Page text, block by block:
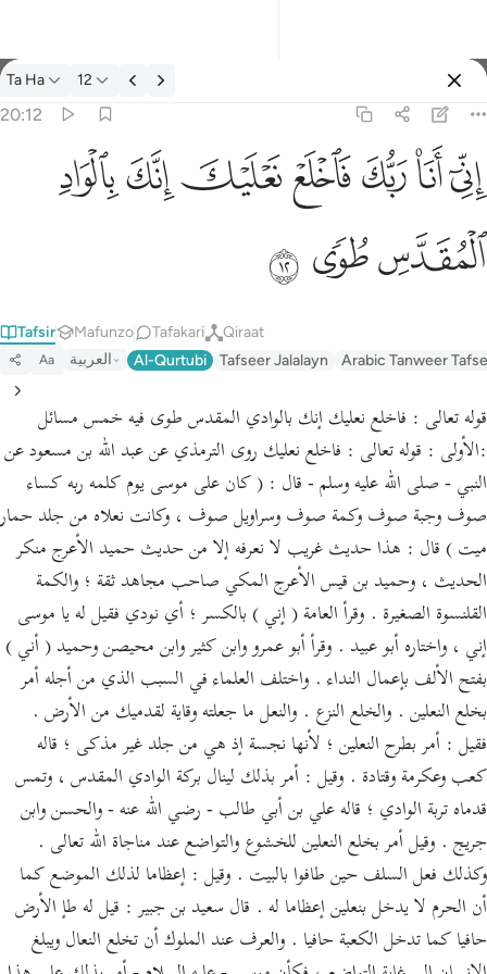
Tafsir: Ta Ha 20:12
Ta Ha 12
20:12
اني انا ربك فاخلع نعليك انك بالواد المقدس طوى ١٢
إِنِّىٓ أَنَا۠ رَبُّكَ فَٱخْلَعْ نَعْلَيْكَ ۖ إِنَّكَ بِٱلْوَادِ ٱلْمُقَدَّسِ طُوًۭى ١٢
ﲺﲻﲼﲽﲾﲿﳀ
ﳁﳂ ﳃ
Tafsir Mafunzo Tafakari Qiraat
Aa العربية Al-Qurtubi Tafseer Jalalayn Arabic Tanweer
قوله تعالى : فاخلع نعليك إنك بالوادي المقدس طوى فيه خمس مسائل
:الأولى : قوله تعالى : فاخلع نعليك روى الترمذي عن عبد الله بن مسعود عن
النبي - صلى الله عليه وسلم - قال : ( كان على موسى يوم كلمه ربه كساء
صوف وجبة صوف وكمة صوف وسراويل صوف ، وكانت نعلاه من جلد حمار
ميت ) قال : هذا حديث غريب لا نعرفه إلا من حديث حميد الأعرج منكر
الحديث ، وحميد بن قيس الأعرج المكي صاحب مجاهد ثقة ؛ والكمة
القلنسوة الصغيرة . وقرأ العامة ( إني ) بالكسر ؛ أي نودي فقيل له يا موسى
إني ، واختاره أبو عبيد . وقرأ أبو عمرو وابن كثير وابن محيصن وحميد ( أني )
بفتح الألف بإعمال النداء . واختلف العلماء في السبب الذي من أجله أمر
بخلع النعلين . والخلع النزع . والنعل ما جعلته وقاية لقدميك من الأرض .
فقيل : أمر بطرح النعلين ؛ لأنها نجسة إذ هي من جلد غير مذكى ؛ قاله
كعب وعكرمة وقتادة . وقيل : أمر بذلك لينال بركة الوادي المقدس ، وتمس
قدماه تربة الوادي ؛ قاله علي بن أبي طالب - رضي الله عنه - والحسن وابن
جريج . وقيل أمر بخلع النعلين للخشوع والتواضع عند مناجاة الله تعالى .
وكذلك فعل السلف حين طافوا بالبيت . وقيل : إعظاما لذلك الموضع كما
أن الحرم لا يدخل بنعلين إعظاما له . قال سعيد بن جبير : قيل له طإ الأرض
حافيا كما تدخل الكعبة حافيا . والعرف عند الملوك أن تخلع النعال ويبلغ